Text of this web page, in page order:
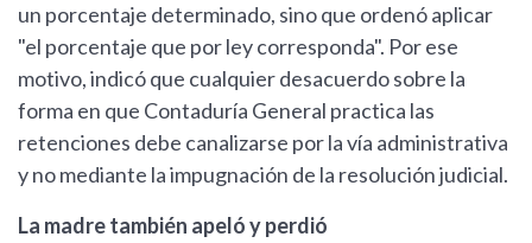
un porcentaje determinado, sino que ordenó aplicar
"el porcentaje que por ley corresponda". Por ese
motivo, indicó que cualquier desacuerdo sobre la
forma en que Contaduría General practica las
retenciones debe canalizarse por la vía administrativa
y no mediante la impugnación de la resolución judicial.
La madre también apeló y perdió